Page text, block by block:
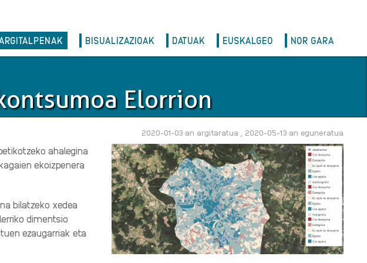
BISUALIZAZIOAK DATUAK EUSKALGEO NOR GARA
Elorrion
2020-01-03·an argitaratua , 2020-05-13·an eguneratua
ahalegina
ekoizpenera
bilatzeko xedea
dimentsio
ezaugarriak eta